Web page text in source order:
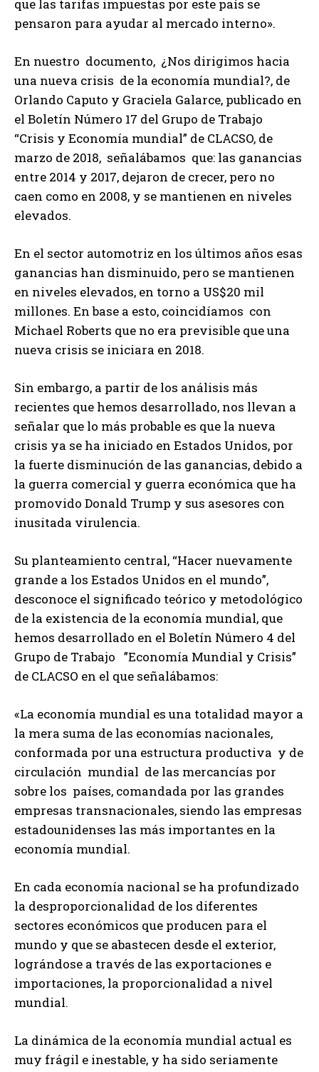
que las tarifas impuestas por este país se
pensaron para ayudar al mercado interno».
En nuestro documento, ¿Nos dirigimos hacia
una nueva crisis de la economía mundial?, de
Orlando Caputo y Graciela Galarce, publicado en
el Boletín Número 17 del Grupo de Trabajo
“Crisis y Economía mundial” de CLACSO, de
marzo de 2018, señalábamos que: las ganancias
entre 2014 y 2017, dejaron de crecer, pero no
caen como en 2008, y se mantienen en niveles
elevados.
En el sector automotriz en los últimos años esas
ganancias han disminuido, pero se mantienen
en niveles elevados, en torno a US$20 mil
millones. En base a esto, coincidíamos con
Michael Roberts que no era previsible que una
nueva crisis se iniciara en 2018.
Sin embargo, a partir de los análisis más
recientes que hemos desarrollado, nos llevan a
señalar que lo más probable es que la nueva
crisis ya se ha iniciado en Estados Unidos, por
la fuerte disminución de las ganancias, debido a
la guerra comercial y guerra económica que ha
promovido Donald Trump y sus asesores con
inusitada virulencia.
Su planteamiento central, “Hacer nuevamente
grande a los Estados Unidos en el mundo”,
desconoce el significado teórico y metodológico
de la existencia de la economía mundial, que
hemos desarrollado en el Boletín Número 4 del
Grupo de Trabajo ”Economía Mundial y Crisis”
de CLACSO en el que señalábamos:
«La economía mundial es una totalidad mayor a
la mera suma de las economías nacionales,
conformada por una estructura productiva y de
circulación mundial de las mercancías por
sobre los países, comandada por las grandes
empresas transnacionales, siendo las empresas
estadounidenses las más importantes en la
economía mundial.
En cada economía nacional se ha profundizado
la desproporcionalidad de los diferentes
sectores económicos que producen para el
mundo y que se abastecen desde el exterior,
lográndose a través de las exportaciones e
importaciones, la proporcionalidad a nivel
mundial.
La dinámica de la economía mundial actual es
muy frágil e inestable, y ha sido seriamente